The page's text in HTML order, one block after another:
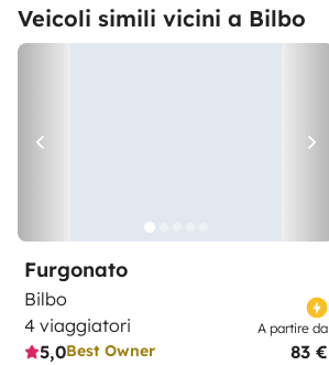
Veicoli simili vicini a Bilbo
Furgonato
Bilbo
4 viaggiatori
5,0Best Owner
A partire da
83 €